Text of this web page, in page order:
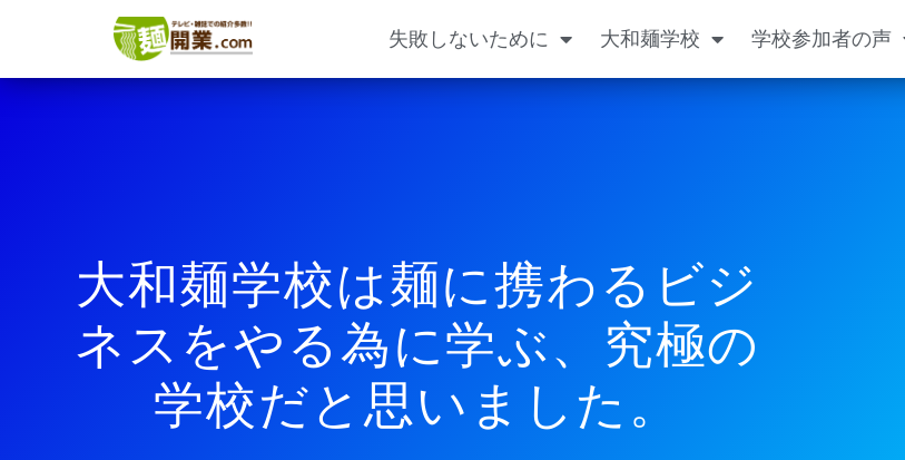
失敗しないために 大和麺学校 学校参加者の声
大和麺学校は麺に携わるビジ
ネスをやる為に学ぶ、究極の
学校だと思いました。